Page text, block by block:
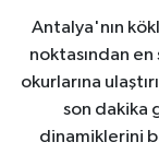
Antalya'nın
noktasından en
okurlarına
son dakika
dinamiklerini